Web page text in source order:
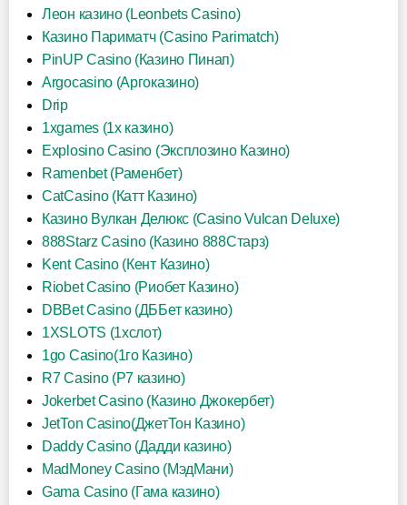
Леон казино (Leonbets Casino)
Казино Париматч (Casino Parimatch)
PinUP Casino (Казино Пинап)
Argocasino (Аргоказино)
Drip
1xgames (1х казино)
Explosino Casino (Эксплозино Казино)
Ramenbet (Раменбет)
CatCasino (Катт Казино)
Казино Вулкан Делюкс (Casino Vulcan Deluxe)
888Starz Casino (Казино 888Старз)
Kent Casino (Кент Казино)
Riobet Casino (Риобет Казино)
DBBet Casino (ДББет казино)
1XSLOTS (1хслот)
1go Casino(1го Казино)
R7 Casino (Р7 казино)
Jokerbet Casino (Казино Джокербет)
JetTon Casino(ДжетТон Казино)
Daddy Casino (Дадди казино)
MadMoney Casino (МэдМани)
Gama Casino (Гама казино)